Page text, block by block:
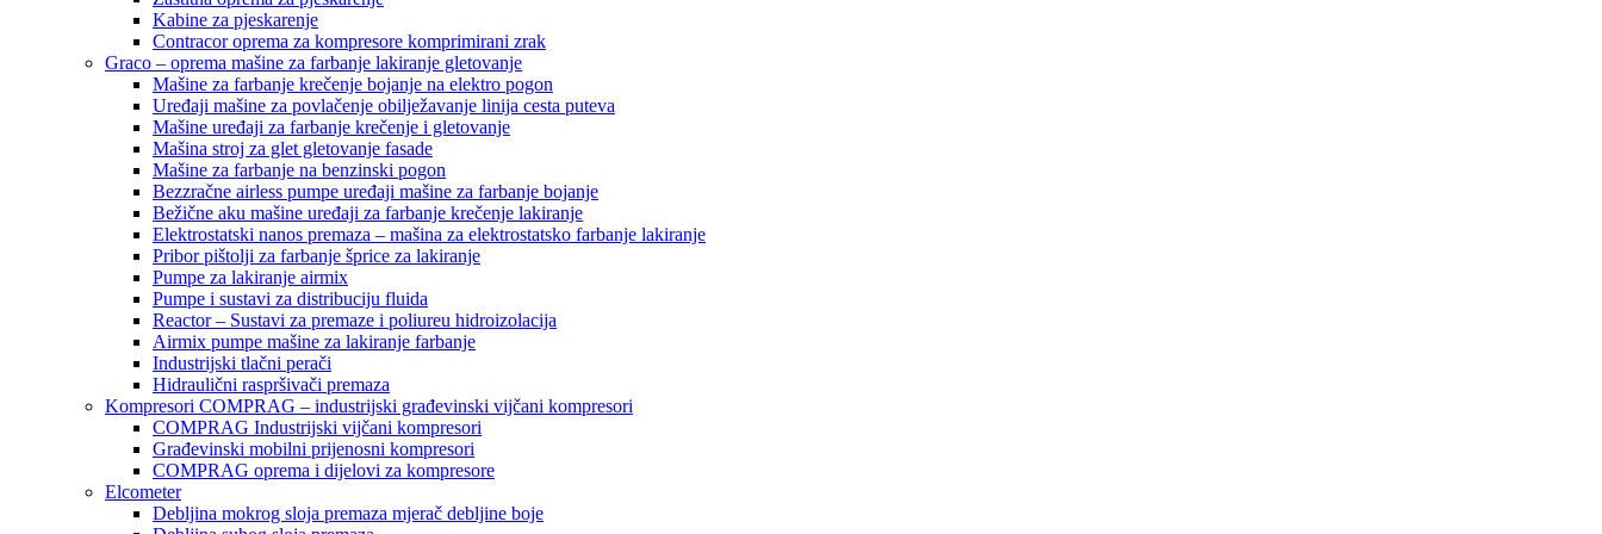
Kabine za pjeskarenje
Contracor oprema za kompresore komprimirani zrak
Graco – oprema mašine za farbanje lakiranje gletovanje
Mašine za farbanje krečenje bojanje na elektro pogon
Uređaji mašine za povlačenje obilježavanje linija cesta puteva
Mašine uređaji za farbanje krečenje i gletovanje
Mašina stroj za glet gletovanje fasade
Mašine za farbanje na benzinski pogon
Bezzračne airless pumpe uređaji mašine za farbanje bojanje
Bežične aku mašine uređaji za farbanje krečenje lakiranje
Elektrostatski nanos premaza – mašina za elektrostatsko farbanje lakiranje
Pribor pištolji za farbanje šprice za lakiranje
Pumpe za lakiranje airmix
Pumpe i sustavi za distribuciju fluida
Reactor – Sustavi za premaze i poliureu hidroizolacija
Airmix pumpe mašine za lakiranje farbanje
Industrijski tlačni perači
Hidraulični raspršivači premaza
Kompresori COMPRAG – industrijski građevinski vijčani kompresori
COMPRAG Industrijski vijčani kompresori
Građevinski mobilni prijenosni kompresori
COMPRAG oprema i dijelovi za kompresore
Elcometer
Debljina mokrog sloja premaza mjerač debljine boje